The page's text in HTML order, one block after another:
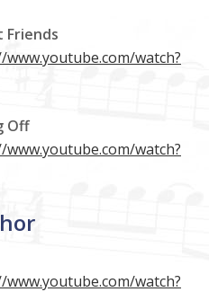
Friends
watch?
Off
watch?
watch?